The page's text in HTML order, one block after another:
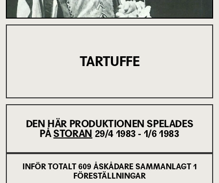
TARTUFFE
DEN HÄR PRODUKTIONEN SPELADES
PÅ STORAN 29/4 1983 - 1/6 1983
INFÖR TOTALT 609 ÅSKÅDARE SAMMANLAGT 1
FÖRESTÄLLNINGAR